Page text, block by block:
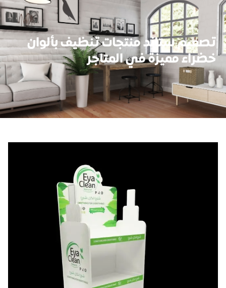
تصميم ستاند منتجات تنظيف بألوان
خضراء مميزة في المتاجر